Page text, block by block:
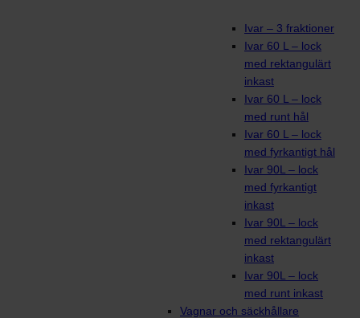
Ivar – 3 fraktioner
Ivar 60 L – lock
med rektangulärt
inkast
Ivar 60 L – lock
med runt hål
Ivar 60 L – lock
med fyrkantigt hål
Ivar 90L – lock
med fyrkantigt
inkast
Ivar 90L – lock
med rektangulärt
inkast
Ivar 90L – lock
med runt inkast
Vagnar och säckhållare